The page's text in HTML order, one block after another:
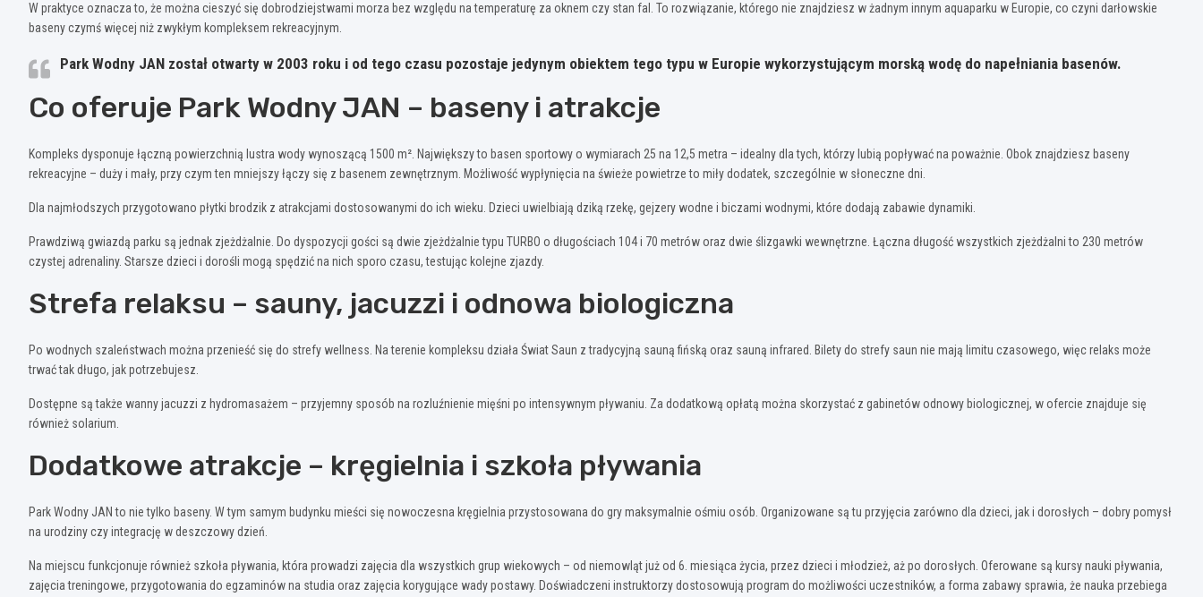
W praktyce oznacza to, że można cieszyć się dobrodziejstwami morza bez względu na temperaturę za oknem czy stan fal. To rozwiązanie, którego nie znajdziesz w żadnym innym aquaparku w Europie, co czyni darłowskie
baseny czymś więcej niż zwykłym kompleksem rekreacyjnym.
Park Wodny JAN został otwarty w 2003 roku i od tego czasu pozostaje jedynym obiektem tego typu w Europie wykorzystującym morską wodę do napełniania basenów.
Co oferuje Park Wodny JAN – baseny i atrakcje
Kompleks dysponuje łączną powierzchnią lustra wody wynoszącą 1500 m². Największy to basen sportowy o wymiarach 25 na 12,5 metra – idealny dla tych, którzy lubią popływać na poważnie. Obok znajdziesz baseny
rekreacyjne – duży i mały, przy czym ten mniejszy łączy się z basenem zewnętrznym. Możliwość wypłynięcia na świeże powietrze to miły dodatek, szczególnie w słoneczne dni.
Dla najmłodszych przygotowano płytki brodzik z atrakcjami dostosowanymi do ich wieku. Dzieci uwielbiają dziką rzekę, gejzery wodne i biczami wodnymi, które dodają zabawie dynamiki.
Prawdziwą gwiazdą parku są jednak zjeżdżalnie. Do dyspozycji gości są dwie zjeżdżalnie typu TURBO o długościach 104 i 70 metrów oraz dwie ślizgawki wewnętrzne. Łączna długość wszystkich zjeżdżalni to 230 metrów
czystej adrenaliny. Starsze dzieci i dorośli mogą spędzić na nich sporo czasu, testując kolejne zjazdy.
Strefa relaksu – sauny, jacuzzi i odnowa biologiczna
Po wodnych szaleństwach można przenieść się do strefy wellness. Na terenie kompleksu działa Świat Saun z tradycyjną sauną fińską oraz sauną infrared. Bilety do strefy saun nie mają limitu czasowego, więc relaks może
trwać tak długo, jak potrzebujesz.
Dostępne są także wanny jacuzzi z hydromasażem – przyjemny sposób na rozluźnienie mięśni po intensywnym pływaniu. Za dodatkową opłatą można skorzystać z gabinetów odnowy biologicznej, w ofercie znajduje się
również solarium.
Dodatkowe atrakcje – kręgielnia i szkoła pływania
Park Wodny JAN to nie tylko baseny. W tym samym budynku mieści się nowoczesna kręgielnia przystosowana do gry maksymalnie ośmiu osób. Organizowane są tu przyjęcia zarówno dla dzieci, jak i dorosłych – dobry pomysł
na urodziny czy integrację w deszczowy dzień.
Na miejscu funkcjonuje również szkoła pływania, która prowadzi zajęcia dla wszystkich grup wiekowych – od niemowląt już od 6. miesiąca życia, przez dzieci i młodzież, aż po dorosłych. Oferowane są kursy nauki pływania,
zajęcia treningowe, przygotowania do egzaminów na studia oraz zajęcia korygujące wady postawy. Doświadczeni instruktorzy dostosowują program do możliwości uczestników, a forma zabawy sprawia, że nauka przebiega